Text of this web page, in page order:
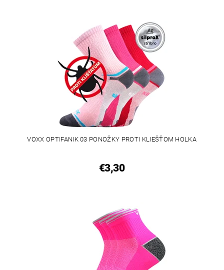
VOXX OPTIFANIK 03 PONOŽKY PROTI KLIEŠŤOM HOLKA
€3,30